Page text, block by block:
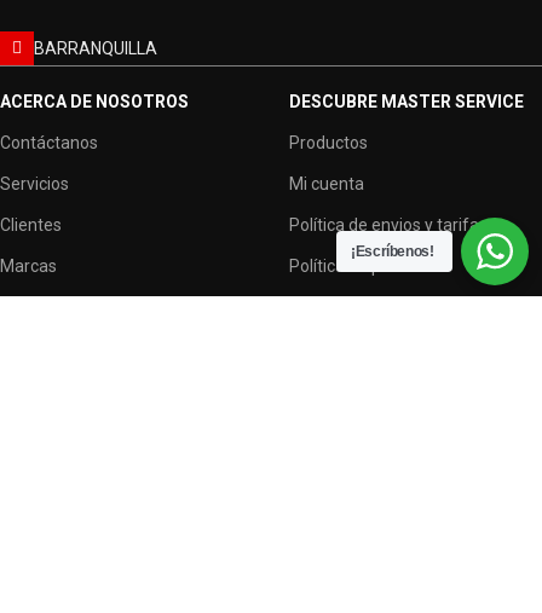
BARRANQUILLA
ACERCA DE NOSOTROS
Contáctanos
Servicios
Clientes
Marcas
DESCUBRE MASTER SERVICE
Productos
Mi cuenta
Política de envios y tarifas
Política de privacidad
¡Escríbenos!